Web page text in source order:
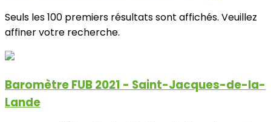
Seuls les 100 premiers résultats sont affichés. Veuillez
affiner votre recherche.
Baromètre FUB 2021 - Saint-Jacques-de-la-
Lande